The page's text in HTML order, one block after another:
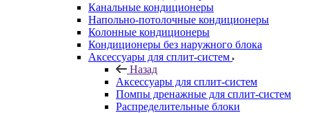
Канальные кондиционеры
Напольно-потолочные кондиционеры
Колонные кондиционеры
Кондиционеры без наружного блока
Аксессуары для сплит-систем
Назад
Аксессуары для сплит-систем
Помпы дренажные для сплит-систем
Распределительные блоки